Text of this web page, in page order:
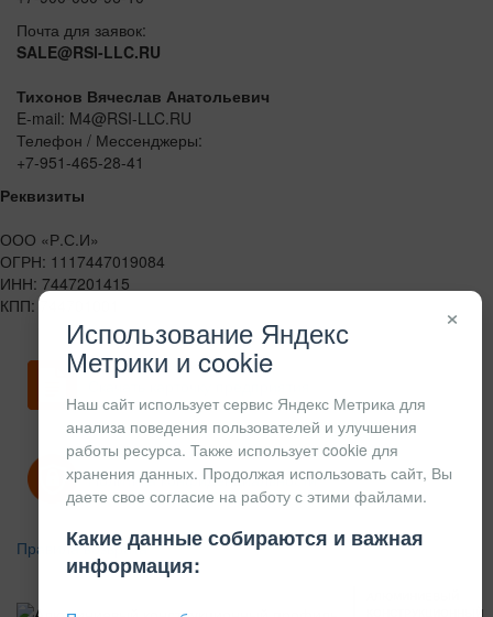
Почта для заявок:
SALE@RSI-LLC.RU
Тихонов Вячеслав Анатольевич
E-mail: M4@RSI-LLC.RU
Телефон / Мессенджеры:
+7-951-465-28-41
Реквизиты
ООО «Р.С.И»
ОГРН: 1117447019084
ИНН: 7447201415
КПП: 744701001
Скачать карточку предприятия
Политика конфиденциальности
Правила возврата
КОНСТРУКЦИОННЫЙ
×
Использование Яндекс
Метрики и cookie
Наш сайт использует сервис Яндекс Метрика для
анализа поведения пользователей и улучшения
работы ресурса. Также использует cookie для
хранения данных. Продолжая использовать сайт, Вы
даете свое согласие на работу с этими файлами.
Какие данные собираются и важная
информация: